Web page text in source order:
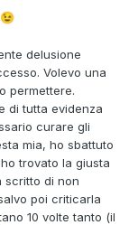
😉
delusione
Volevo una
permettere.
di tutta evidenza
curare gli
mia, ho sbattuto
trovato la giusta
scritto di non
poi criticarla
10 volte tanto (il